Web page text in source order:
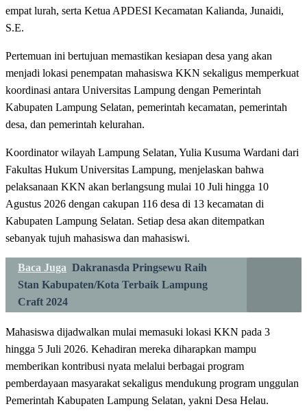
empat lurah, serta Ketua APDESI Kecamatan Kalianda, Junaidi,
S.E.
Pertemuan ini bertujuan memastikan kesiapan desa yang akan
menjadi lokasi penempatan mahasiswa KKN sekaligus memperkuat
koordinasi antara Universitas Lampung dengan Pemerintah
Kabupaten Lampung Selatan, pemerintah kecamatan, pemerintah
desa, dan pemerintah kelurahan.
Koordinator wilayah Lampung Selatan, Yulia Kusuma Wardani dari
Fakultas Hukum Universitas Lampung, menjelaskan bahwa
pelaksanaan KKN akan berlangsung mulai 10 Juli hingga 10
Agustus 2026 dengan cakupan 116 desa di 13 kecamatan di
Kabupaten Lampung Selatan. Setiap desa akan ditempatkan
sebanyak tujuh mahasiswa dan mahasiswi.
Baca Juga Dakranasda Pringsewu Raih
Stan Kabupaten/Kota Terbaik Lampung
Craft 2024
Mahasiswa dijadwalkan mulai memasuki lokasi KKN pada 3
hingga 5 Juli 2026. Kehadiran mereka diharapkan mampu
memberikan kontribusi nyata melalui berbagai program
pemberdayaan masyarakat sekaligus mendukung program unggulan
Pemerintah Kabupaten Lampung Selatan, yakni Desa Helau.